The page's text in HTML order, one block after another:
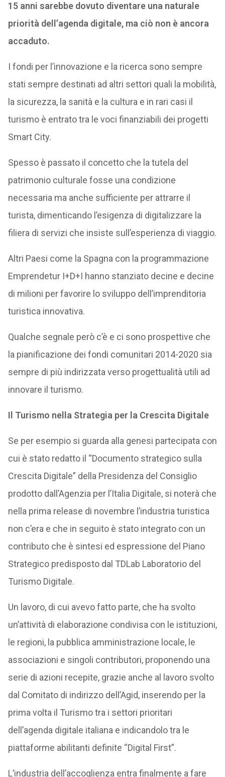
15 anni sarebbe dovuto diventare una naturale
priorità dell’agenda digitale, ma ciò non è ancora
accaduto.
I fondi per l’innovazione e la ricerca sono sempre
stati sempre destinati ad altri settori quali la mobilità,
la sicurezza, la sanità e la cultura e in rari casi il
turismo è entrato tra le voci finanziabili dei progetti
Smart City.
Spesso è passato il concetto che la tutela del
patrimonio culturale fosse una condizione
necessaria ma anche sufficiente per attrarre il
turista, dimenticando l’esigenza di digitalizzare la
filiera di servizi che insiste sull’esperienza di viaggio.
Altri Paesi come la Spagna con la programmazione
Emprendetur I+D+I hanno stanziato decine e decine
di milioni per favorire lo sviluppo dell’imprenditoria
turistica innovativa.
Qualche segnale però c’è e ci sono prospettive che
la pianificazione dei fondi comunitari 2014-2020 sia
sempre di più indirizzata verso progettualità utili ad
innovare il turismo.
Il Turismo nella Strategia per la Crescita Digitale
Se per esempio si guarda alla genesi partecipata con
cui è stato redatto il “Documento strategico sulla
Crescita Digitale” della Presidenza del Consiglio
prodotto dall’Agenzia per l’Italia Digitale, si noterà che
nella prima release di novembre l’industria turistica
non c’era e che in seguito è stato integrato con un
contributo che è sintesi ed espressione del Piano
Strategico predisposto dal TDLab Laboratorio del
Turismo Digitale.
Un lavoro, di cui avevo fatto parte, che ha svolto
un’attività di elaborazione condivisa con le istituzioni,
le regioni, la pubblica amministrazione locale, le
associazioni e singoli contributori, proponendo una
serie di azioni recepite, grazie anche al lavoro svolto
dal Comitato di indirizzo dell’Agid, inserendo per la
prima volta il Turismo tra i settori prioritari
dell’agenda digitale italiana e indicandolo tra le
piattaforme abilitanti definite “Digital First”.
L’industria dell’accoglienza entra finalmente a fare